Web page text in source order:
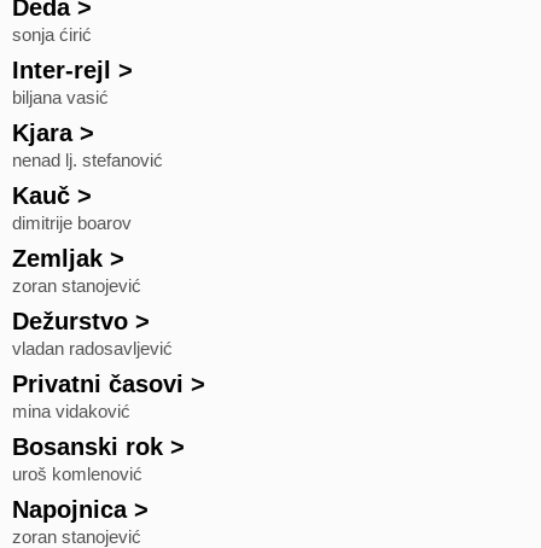
Deda>
sonja ćirić
Inter-rejl >
biljana vasić
Kjara>
nenad lj. stefanović
Kauč >
dimitrije boarov
Zemljak >
zoran stanojević
Dežurstvo >
vladan radosavljević
Privatni časovi >
mina vidaković
Bosanski rok >
uroš komlenović
Napojnica>
zoran stanojević